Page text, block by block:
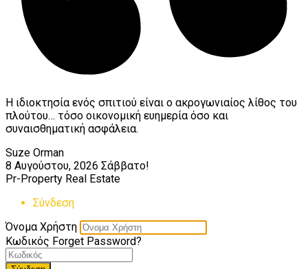
Η ιδιοκτησία ενός σπιτιού είναι ο ακρογωνιαίος λίθος του
πλούτου… τόσο οικονομική ευημερία όσο και
συναισθηματική ασφάλεια.
Suze Orman
8 Αυγούστου, 2026 Σάββατο!
Pr-Property Real Estate
Σύνδεση
Όνομα Χρήστη
Κωδικός Forget Password?